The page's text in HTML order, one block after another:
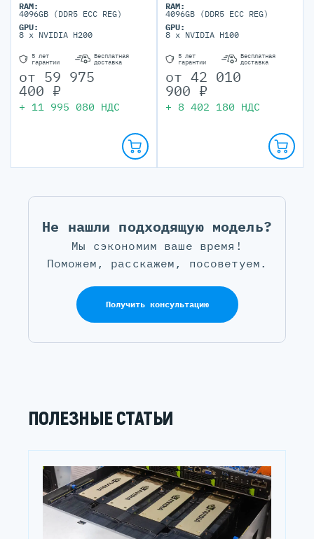
RAM:
4096GB (DDR5 ECC REG)
GPU:
8 x NVIDIA H200
5 лет
гарантии
Бесплатная
доставка
от 59 975
400 ₽
+ 11 995 080 НДС
RAM:
4096GB (DDR5 ECC REG)
GPU:
8 x NVIDIA H100
5 лет
гарантии
Бесплатная
доставка
от 42 010
900 ₽
+ 8 402 180 НДС
Не нашли подходящую модель?
Мы сэкономим ваше время!
Поможем, расскажем, посоветуем.
Получить консультацию
ПОЛЕЗНЫЕ СТАТЬИ